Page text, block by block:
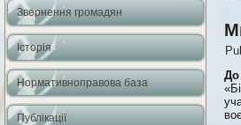
Звернення громадян
Історія
Нормативноправова база
Публікації
До